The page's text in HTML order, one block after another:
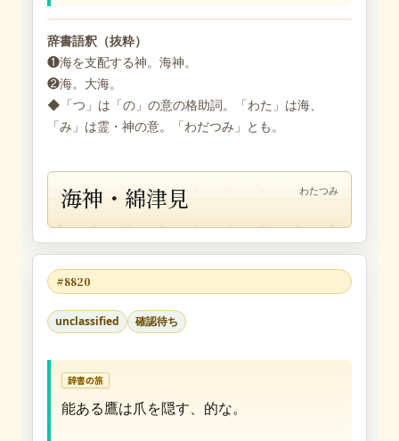
辞書語釈（抜粋）
❶海を支配する神。海神。
❷海。大海。
◆「つ」は「の」の意の格助詞。「わた」は海、
「み」は霊・神の意。「わだつみ」とも。
海神・綿津見 わたつみ
#8820
unclassified 確認待ち
辞書の旅
能ある鷹は爪を隠す、的な。